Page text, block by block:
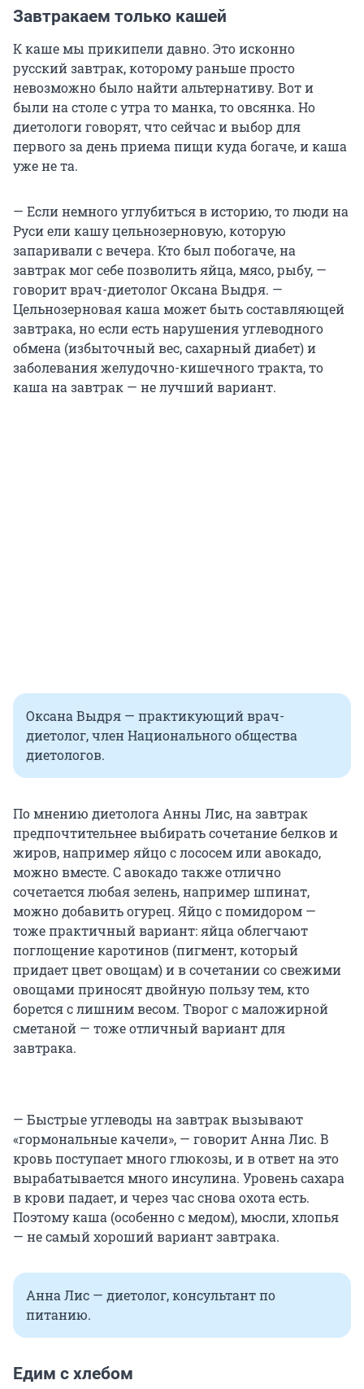
Завтракаем только кашей
К каше мы прикипели давно. Это исконно
русский завтрак, которому раньше просто
невозможно было найти альтернативу. Вот и
были на столе с утра то манка, то овсянка. Но
диетологи говорят, что сейчас и выбор для
первого за день приема пищи куда богаче, и каша
уже не та.
— Если немного углубиться в историю, то люди на
Руси ели кашу цельнозерновую, которую
запаривали с вечера. Кто был побогаче, на
завтрак мог себе позволить яйца, мясо, рыбу, —
говорит врач-диетолог Оксана Выдря. —
Цельнозерновая каша может быть составляющей
завтрака, но если есть нарушения углеводного
обмена (избыточный вес, сахарный диабет) и
заболевания желудочно-кишечного тракта, то
каша на завтрак — не лучший вариант.
Оксана Выдря — практикующий врач-
диетолог, член Национального общества
диетологов.
По мнению диетолога Анны Лис, на завтрак
предпочтительнее выбирать сочетание белков и
жиров, например яйцо с лососем или авокадо,
можно вместе. С авокадо также отлично
сочетается любая зелень, например шпинат,
можно добавить огурец. Яйцо с помидором —
тоже практичный вариант: яйца облегчают
поглощение каротинов (пигмент, который
придает цвет овощам) и в сочетании со свежими
овощами приносят двойную пользу тем, кто
борется с лишним весом. Творог с маложирной
сметаной — тоже отличный вариант для
завтрака.
— Быстрые углеводы на завтрак вызывают
«гормональные качели», — говорит Анна Лис. В
кровь поступает много глюкозы, и в ответ на это
вырабатывается много инсулина. Уровень сахара
в крови падает, и через час снова охота есть.
Поэтому каша (особенно с медом), мюсли, хлопья
— не самый хороший вариант завтрака.
Анна Лис — диетолог, консультант по
питанию.
Едим с хлебом